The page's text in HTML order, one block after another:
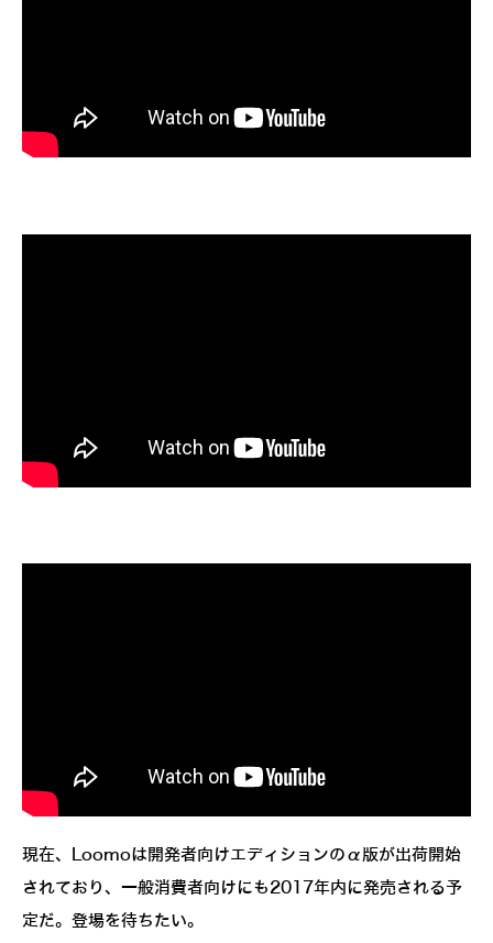
現在、Loomoは開発者向けエディションのα版が出荷開始
されており、一般消費者向けにも2017年内に発売される予
定だ。登場を待ちたい。